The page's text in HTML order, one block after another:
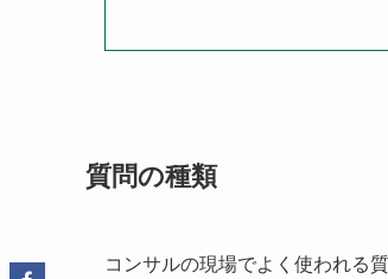
質問の種類
コンサルの現場でよく使われる